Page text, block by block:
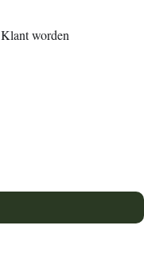
Klant worden